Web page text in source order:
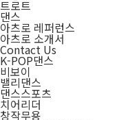
트로트
댄스
아츠로 레퍼런스
아츠로 소개서
Contact Us
K-POP댄스
비보이
밸리댄스
댄스스포츠
치어리더
창작무용